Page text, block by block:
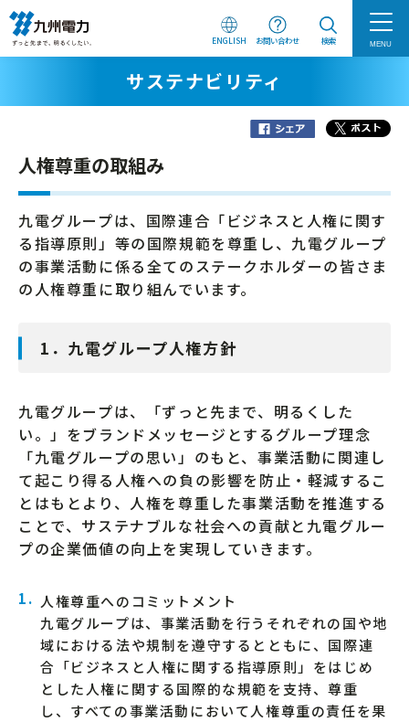
ENGLISH お問い合わせ 検索 MENU
サステナビリティ
人権尊重の取組み
九電グループは、国際連合「ビジネスと人権に関す
る指導原則」等の国際規範を尊重し、九電グループ
の事業活動に係る全てのステークホルダーの皆さま
の人権尊重に取り組んでいます。
1．九電グループ人権方針
九電グループは、「ずっと先まで、明るくした
い。」をブランドメッセージとするグループ理念
「九電グループの思い」のもと、事業活動に関連し
て起こり得る人権への負の影響を防止・軽減するこ
とはもとより、人権を尊重した事業活動を推進する
ことで、サステナブルな社会への貢献と九電グルー
プの企業価値の向上を実現していきます。
人権尊重へのコミットメント
九電グループは、事業活動を行うそれぞれの国や地
域における法や規制を遵守するとともに、国際連
合「ビジネスと人権に関する指導原則」をはじめ
とした人権に関する国際的な規範を支持、尊重
し、すべての事業活動において人権尊重の責任を果